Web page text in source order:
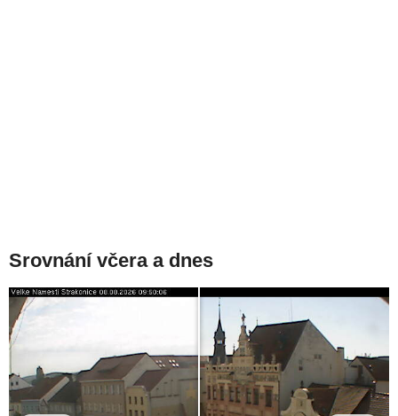
Srovnání včera a dnes